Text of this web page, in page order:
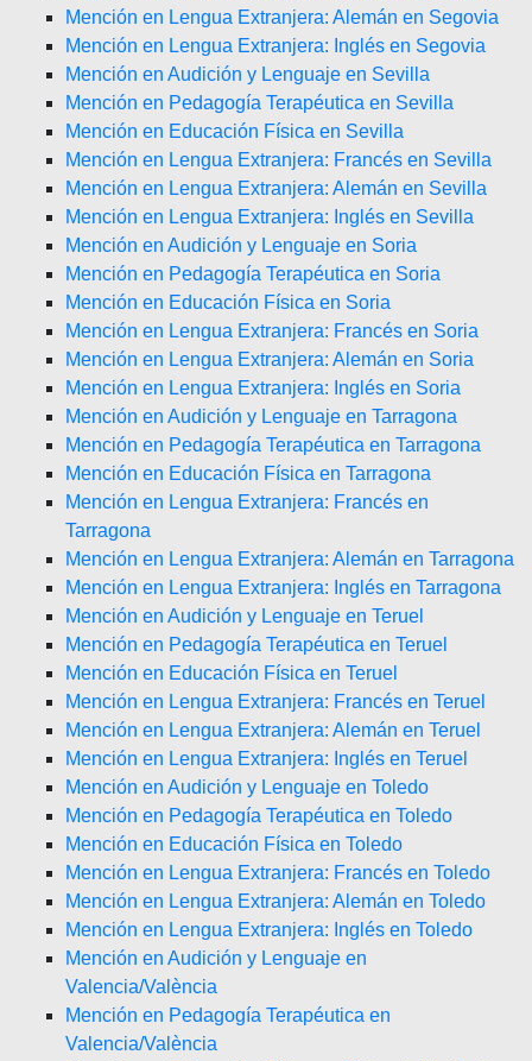
Mención en Lengua Extranjera: Alemán en Segovia
Mención en Lengua Extranjera: Inglés en Segovia
Mención en Audición y Lenguaje en Sevilla
Mención en Pedagogía Terapéutica en Sevilla
Mención en Educación Física en Sevilla
Mención en Lengua Extranjera: Francés en Sevilla
Mención en Lengua Extranjera: Alemán en Sevilla
Mención en Lengua Extranjera: Inglés en Sevilla
Mención en Audición y Lenguaje en Soria
Mención en Pedagogía Terapéutica en Soria
Mención en Educación Física en Soria
Mención en Lengua Extranjera: Francés en Soria
Mención en Lengua Extranjera: Alemán en Soria
Mención en Lengua Extranjera: Inglés en Soria
Mención en Audición y Lenguaje en Tarragona
Mención en Pedagogía Terapéutica en Tarragona
Mención en Educación Física en Tarragona
Mención en Lengua Extranjera: Francés en
Tarragona
Mención en Lengua Extranjera: Alemán en Tarragona
Mención en Lengua Extranjera: Inglés en Tarragona
Mención en Audición y Lenguaje en Teruel
Mención en Pedagogía Terapéutica en Teruel
Mención en Educación Física en Teruel
Mención en Lengua Extranjera: Francés en Teruel
Mención en Lengua Extranjera: Alemán en Teruel
Mención en Lengua Extranjera: Inglés en Teruel
Mención en Audición y Lenguaje en Toledo
Mención en Pedagogía Terapéutica en Toledo
Mención en Educación Física en Toledo
Mención en Lengua Extranjera: Francés en Toledo
Mención en Lengua Extranjera: Alemán en Toledo
Mención en Lengua Extranjera: Inglés en Toledo
Mención en Audición y Lenguaje en
Valencia/València
Mención en Pedagogía Terapéutica en
Valencia/València